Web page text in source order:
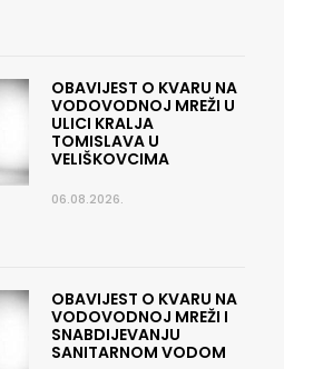
OBAVIJEST O KVARU NA
VODOVODNOJ MREŽI U
ULICI KRALJA
TOMISLAVA U
VELIŠKOVCIMA
06.08.2026.
OBAVIJEST O KVARU NA
VODOVODNOJ MREŽI I
SNABDIJEVANJU
SANITARNOM VODOM